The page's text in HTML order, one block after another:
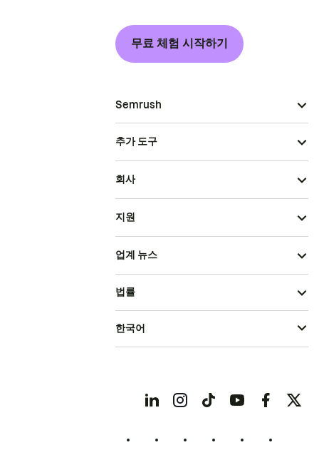
무료 체험 시작하기
Semrush
추가 도구
회사
지원
업계 뉴스
법률
한국어